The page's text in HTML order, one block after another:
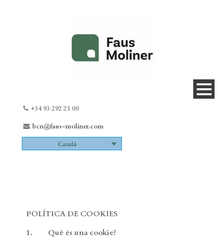
+34 93 292 21 00
bcn@faus-moliner.com
Català
POLÍTICA DE COOKIES
1. Què és una cookie?